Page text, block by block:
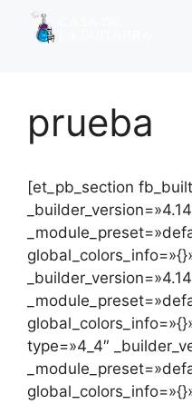
prueba
[et_pb_section
type=»4_4″